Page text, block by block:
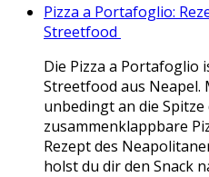
Pizza a Portafoglio:
Streetfood
Die Pizza a Portafoglio
Streetfood aus Neapel.
unbedingt an die
zusammenklappbare
Rezept des
holst du dir den Snack